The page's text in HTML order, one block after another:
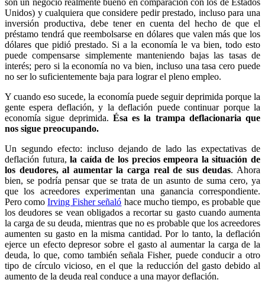
son un negocio realmente bueno en comparación con los de Estados
Unidos) y cualquiera que considere pedir prestado, incluso para una
inversión productiva, debe tener en cuenta del hecho de que el
préstamo tendrá que reembolsarse en dólares que valen más que los
dólares que pidió prestado. Si a la economía le va bien, todo esto
puede compensarse simplemente manteniendo bajas las tasas de
interés; pero si la economía no va bien, incluso una tasa cero puede
no ser lo suficientemente baja para lograr el pleno empleo.
Y cuando eso sucede, la economía puede seguir deprimida porque la
gente espera deflación, y la deflación puede continuar porque la
economía sigue deprimida. Ésa es la trampa deflacionaria que
nos sigue preocupando.
Un segundo efecto: incluso dejando de lado las expectativas de
deflación futura,la caída de los precios empeora la situación de
los deudores, al aumentar la carga real de sus deudas. Ahora
bien, se podría pensar que se trata de un asunto de suma cero, ya
que los acreedores experimentan una ganancia correspondiente.
Pero comoIrving Fisher señaló hace mucho tiempo, es probable que
los deudores se vean obligados a recortar su gasto cuando aumenta
la carga de su deuda, mientras que no es probable que los acreedores
aumenten su gasto en la misma cantidad. Por lo tanto, la deflación
ejerce un efecto depresor sobre el gasto al aumentar la carga de la
deuda, lo que, como también señala Fisher, puede conducir a otro
tipo de círculo vicioso, en el que la reducción del gasto debido al
aumento de la deuda real conduce a una mayor deflación.